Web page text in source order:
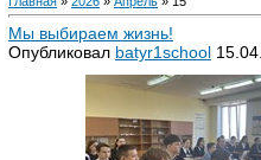
Мы выбираем жизнь!
Опубликовал batyr1school